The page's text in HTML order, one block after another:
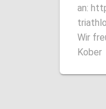
an:
Wir
Kober